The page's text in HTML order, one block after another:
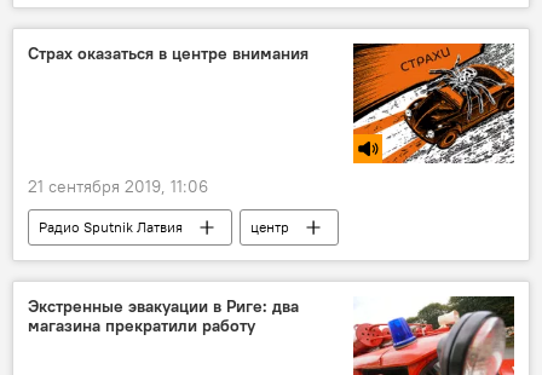
Facebook
США
Страх оказаться в центре внимания
21 сентября 2019, 11:06
Радио Sputnik Латвия центр
Экстренные эвакуации в Риге: два
магазина прекратили работу